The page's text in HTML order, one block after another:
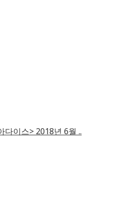
다이스> 2018년 6월 ..